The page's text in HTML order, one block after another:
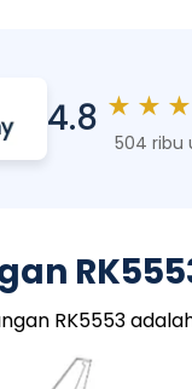
4.8 ★ ★ ★
504 ribu
RK5553